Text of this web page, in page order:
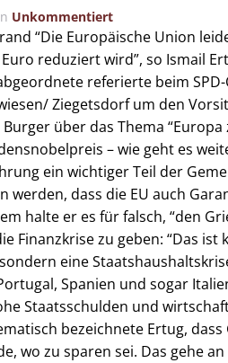
Unkommentiert
“Die Europäische Union
reduziert wird”, so Ismail
referierte beim
Ziegetsdorf um den
über das Thema “Europa
– wie geht es
ein wichtiger Teil der
werden, dass die EU auch
halte er es für falsch, “den
Finanzkrise zu geben: “Das ist
eine
Spanien und sogar
Staatsschulden und
bezeichnete Ertug,
wo zu sparen sei. Das gehe